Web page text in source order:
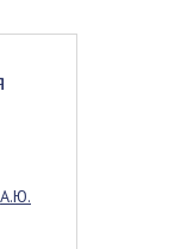
А.Ю.